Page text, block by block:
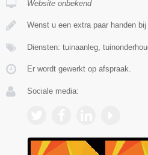
Website onbekend
Wenst u een extra paar handen
Diensten: tuinaanleg,
Er wordt gewerkt op afspraak.
Sociale media: